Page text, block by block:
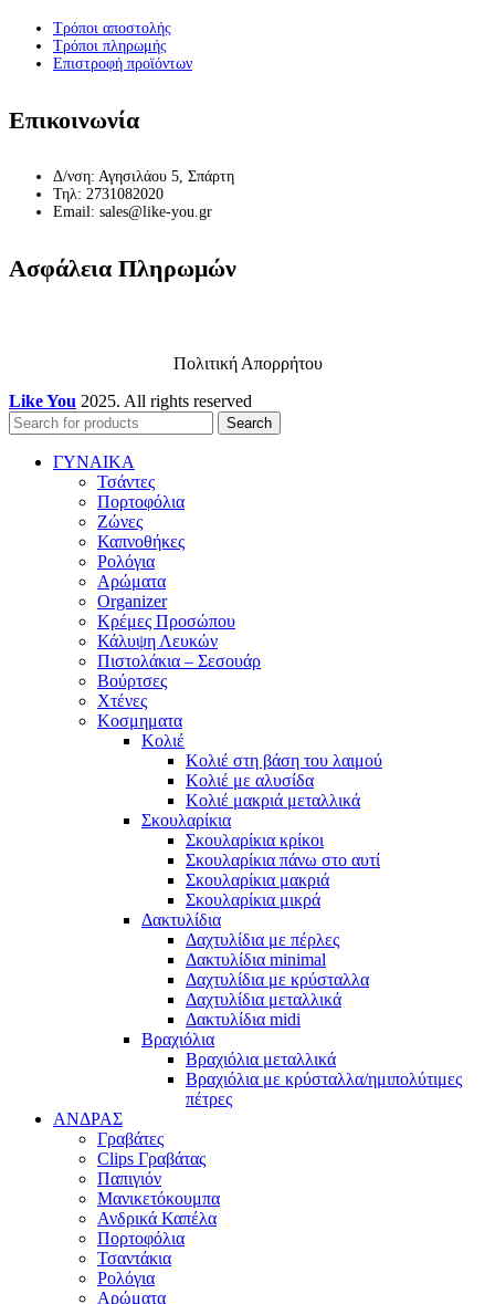
Τρόποι αποστολής
Τρόποι πληρωμής
Επιστροφή προϊόντων
Επικοινωνία
Δ/νση: Αγησιλάου 5, Σπάρτη
Τηλ: 2731082020
Email: sales@like-you.gr
Ασφάλεια Πληρωμών
Πολιτική Απορρήτου
Like You 2025. All rights reserved
Search
ΓΥΝΑΙΚΑ
Τσάντες
Πορτοφόλια
Ζώνες
Καπνοθήκες
Ρολόγια
Αρώματα
Organizer
Κρέμες Προσώπου
Κάλυψη Λευκών
Πιστολάκια – Σεσουάρ
Βούρτσες
Χτένες
Κοσμηματα
Κολιέ
Κολιέ στη βάση του λαιμού
Κολιέ με αλυσίδα
Κολιέ μακριά μεταλλικά
Σκουλαρίκια
Σκουλαρίκια κρίκοι
Σκουλαρίκια πάνω στο αυτί
Σκουλαρίκια μακριά
Σκουλαρίκια μικρά
Δακτυλίδια
Δαχτυλίδια με πέρλες
Δακτυλίδια minimal
Δαχτυλίδια με κρύσταλλα
Δαχτυλίδια μεταλλικά
Δακτυλίδια midi
Βραχιόλια
Βραχιόλια μεταλλικά
Βραχιόλια με κρύσταλλα/ημιπολύτιμες
πέτρες
ΑΝΔΡΑΣ
Γραβάτες
Clips Γραβάτας
Παπιγιόν
Μανικετόκουμπα
Ανδρικά Καπέλα
Πορτοφόλια
Τσαντάκια
Ρολόγια
Αρώματα